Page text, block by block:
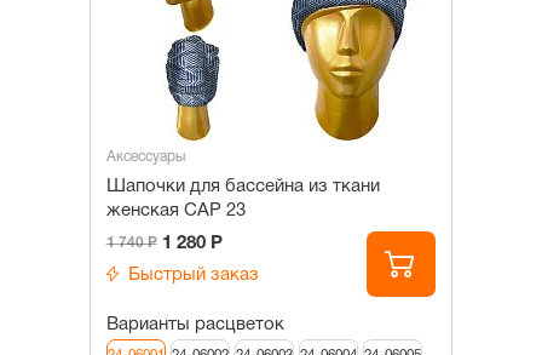
Аксессуары
Шапочки для бассейна из ткани
женская САР 23
1 740 Р 1 280 Р
Быстрый заказ
Варианты расцветок